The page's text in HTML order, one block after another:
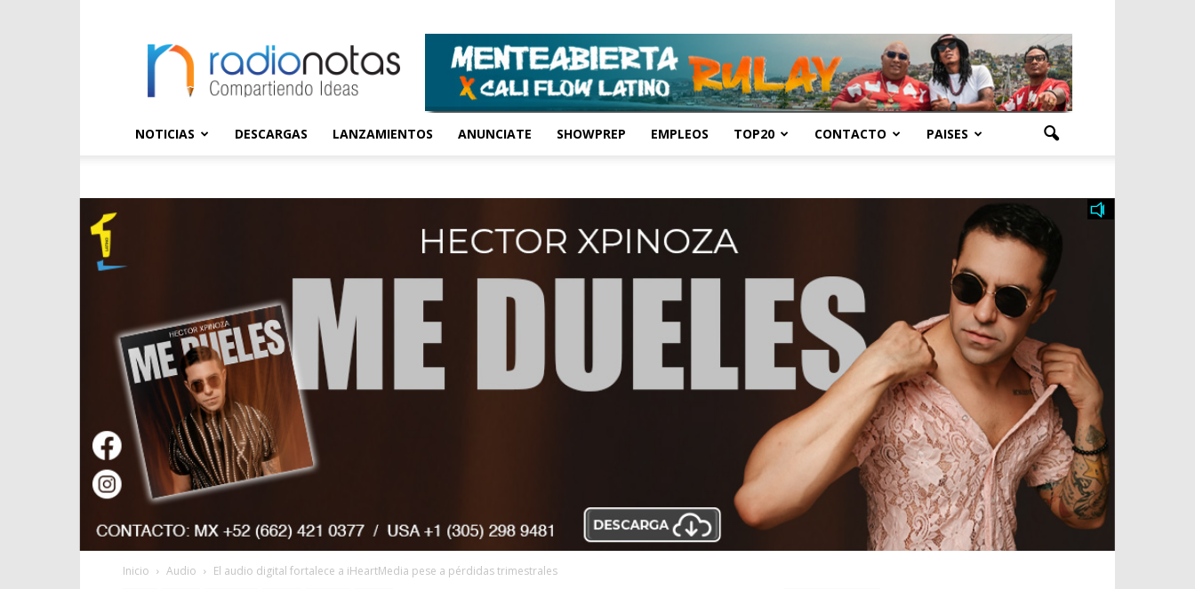
NOTICIAS DESCARGAS LANZAMIENTOS ANUNCIATE SHOWPREP EMPLEOS TOP20 CONTACTO PAISES
Inicio Audio El audio digital fortalece a iHeartMedia pese a pérdidas trimestrales